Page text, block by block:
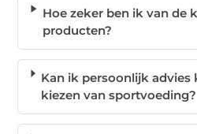
Hoe zeker ben ik van de
producten?
Kan ik persoonlijk advies
kiezen van sportvoeding?